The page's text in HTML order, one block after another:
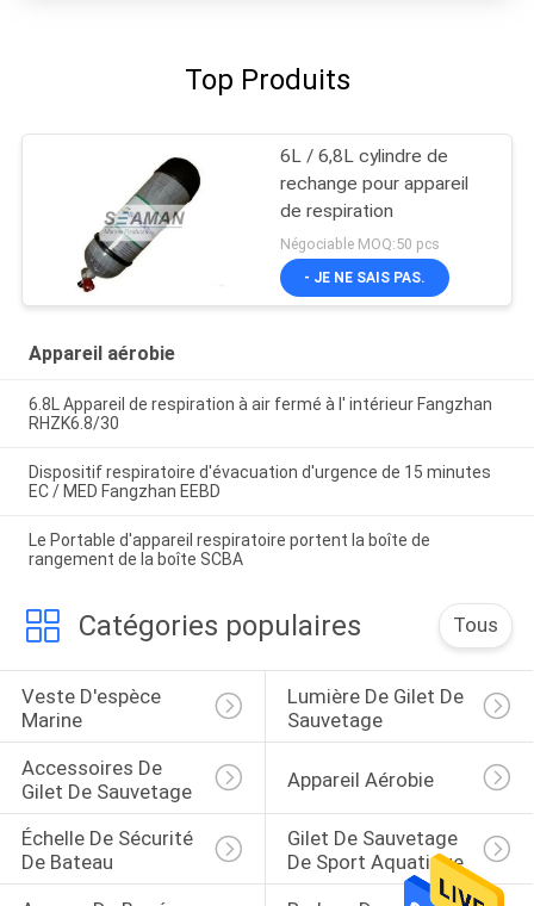
Top Produits
6L / 6,8L cylindre de
rechange pour appareil
de respiration
Négociable MOQ:50 pcs
- JE NE SAIS PAS.
Appareil aérobie
6.8L Appareil de respiration à air fermé à l' intérieur Fangzhan
RHZK6.8/30
Dispositif respiratoire d'évacuation d'urgence de 15 minutes
EC / MED Fangzhan EEBD
Le Portable d'appareil respiratoire portent la boîte de
rangement de la boîte SCBA
Catégories populaires Tous
Veste D'espèce
Marine
Lumière De Gilet De
Sauvetage
Accessoires De
Gilet De Sauvetage
Appareil Aérobie
Échelle De Sécurité
De Bateau
Gilet De Sauvetage
De Sport Aquatique